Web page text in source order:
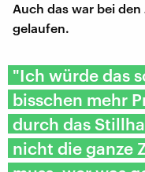
Auch das war bei
gelaufen.
"Ich würde das
bisschen mehr
durch das
nicht die ganze